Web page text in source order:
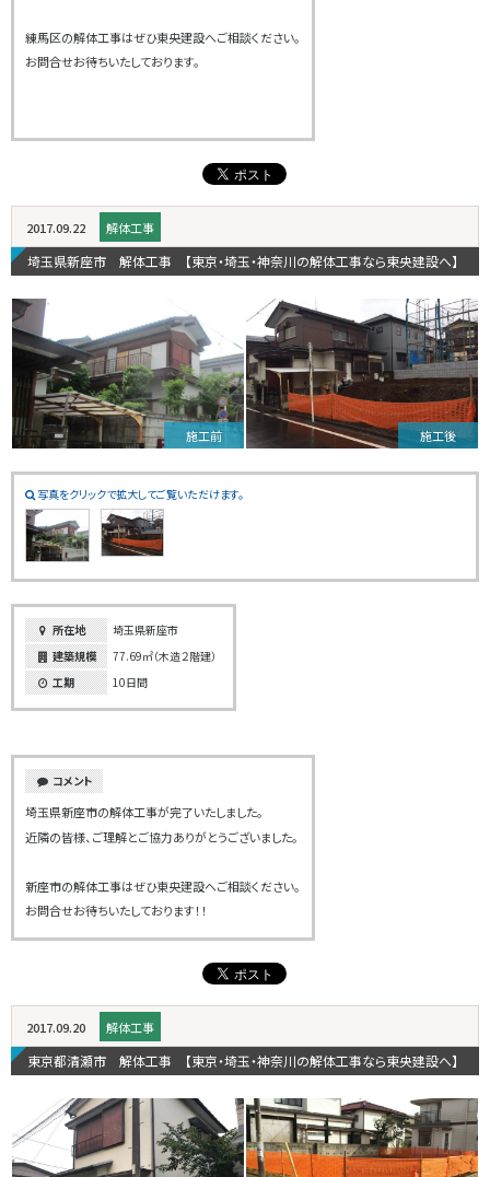
練馬区の解体工事はぜひ東央建設へご相談ください。
お問合せお待ちいたしております。
2017.09.22 解体工事
埼玉県新座市 解体工事 【東京・埼玉・神奈川の解体工事なら東央建設へ】
施工前 施工後
写真をクリックで拡大してご覧いただけます。
所在地
埼玉県新座市
建築規模
77.69㎡（木造２階建）
工期
10日間
コメント
埼玉県新座市の解体工事が完了いたしました。
近隣の皆様、ご理解とご協力ありがとうございました。
新座市の解体工事はぜひ東央建設へご相談ください。
お問合せお待ちいたしております！！
2017.09.20 解体工事
東京都清瀬市 解体工事 【東京・埼玉・神奈川の解体工事なら東央建設へ】